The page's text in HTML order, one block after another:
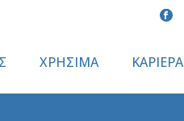
ΧΡΗΣΙΜΑ ΚΑΡΙΕΡΑ